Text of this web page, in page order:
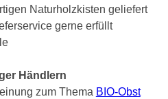
Naturholzkisten geliefert
gerne erfüllt
Händlern
zum Thema BIO-Obst